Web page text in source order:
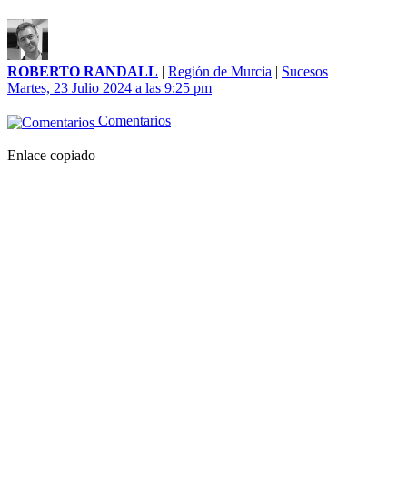
ROBERTO RANDALL | Región de Murcia | Sucesos
Martes, 23 Julio 2024 a las 9:25 pm
Comentarios
Enlace copiado